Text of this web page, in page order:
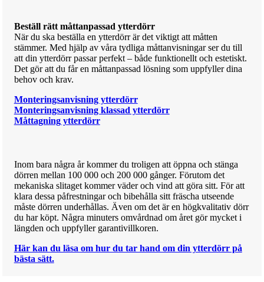
Beställ rätt måttanpassad ytterdörr
När du ska beställa en ytterdörr är det viktigt att måtten
stämmer. Med hjälp av våra tydliga måttanvisningar ser du till
att din ytterdörr passar perfekt – både funktionellt och estetiskt.
Det gör att du får en måttanpassad lösning som uppfyller dina
behov och krav.
Monteringsanvisning ytterdörr
Monteringsanvisning klassad ytterdörr
Måttagning ytterdörr
Inom bara några år kommer du troligen att öppna och stänga
dörren mellan 100 000 och 200 000 gånger. Förutom det
mekaniska slitaget kommer väder och vind att göra sitt. För att
klara dessa påfrestningar och bibehålla sitt fräscha utseende
måste dörren underhållas. Även om det är en högkvalitativ dörr
du har köpt. Några minuters omvårdnad om året gör mycket i
längden och uppfyller garantivillkoren.
Här kan du läsa om hur du tar hand om din ytterdörr på
bästa sätt.